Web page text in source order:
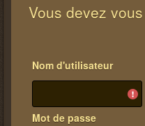
Vous devez
Nom d'utilisateur
Mot de passe